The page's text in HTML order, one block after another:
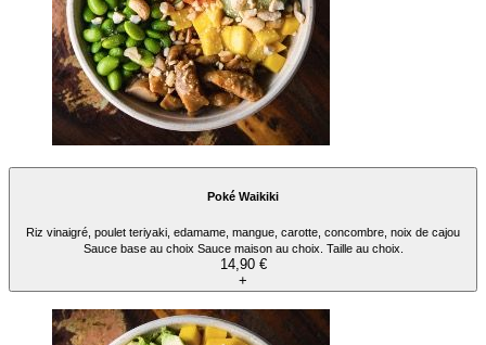
Poké Waikiki
Riz vinaigré, poulet teriyaki, edamame, mangue, carotte, concombre, noix de cajou
Sauce base au choix Sauce maison au choix. Taille au choix.
14,90 €
+